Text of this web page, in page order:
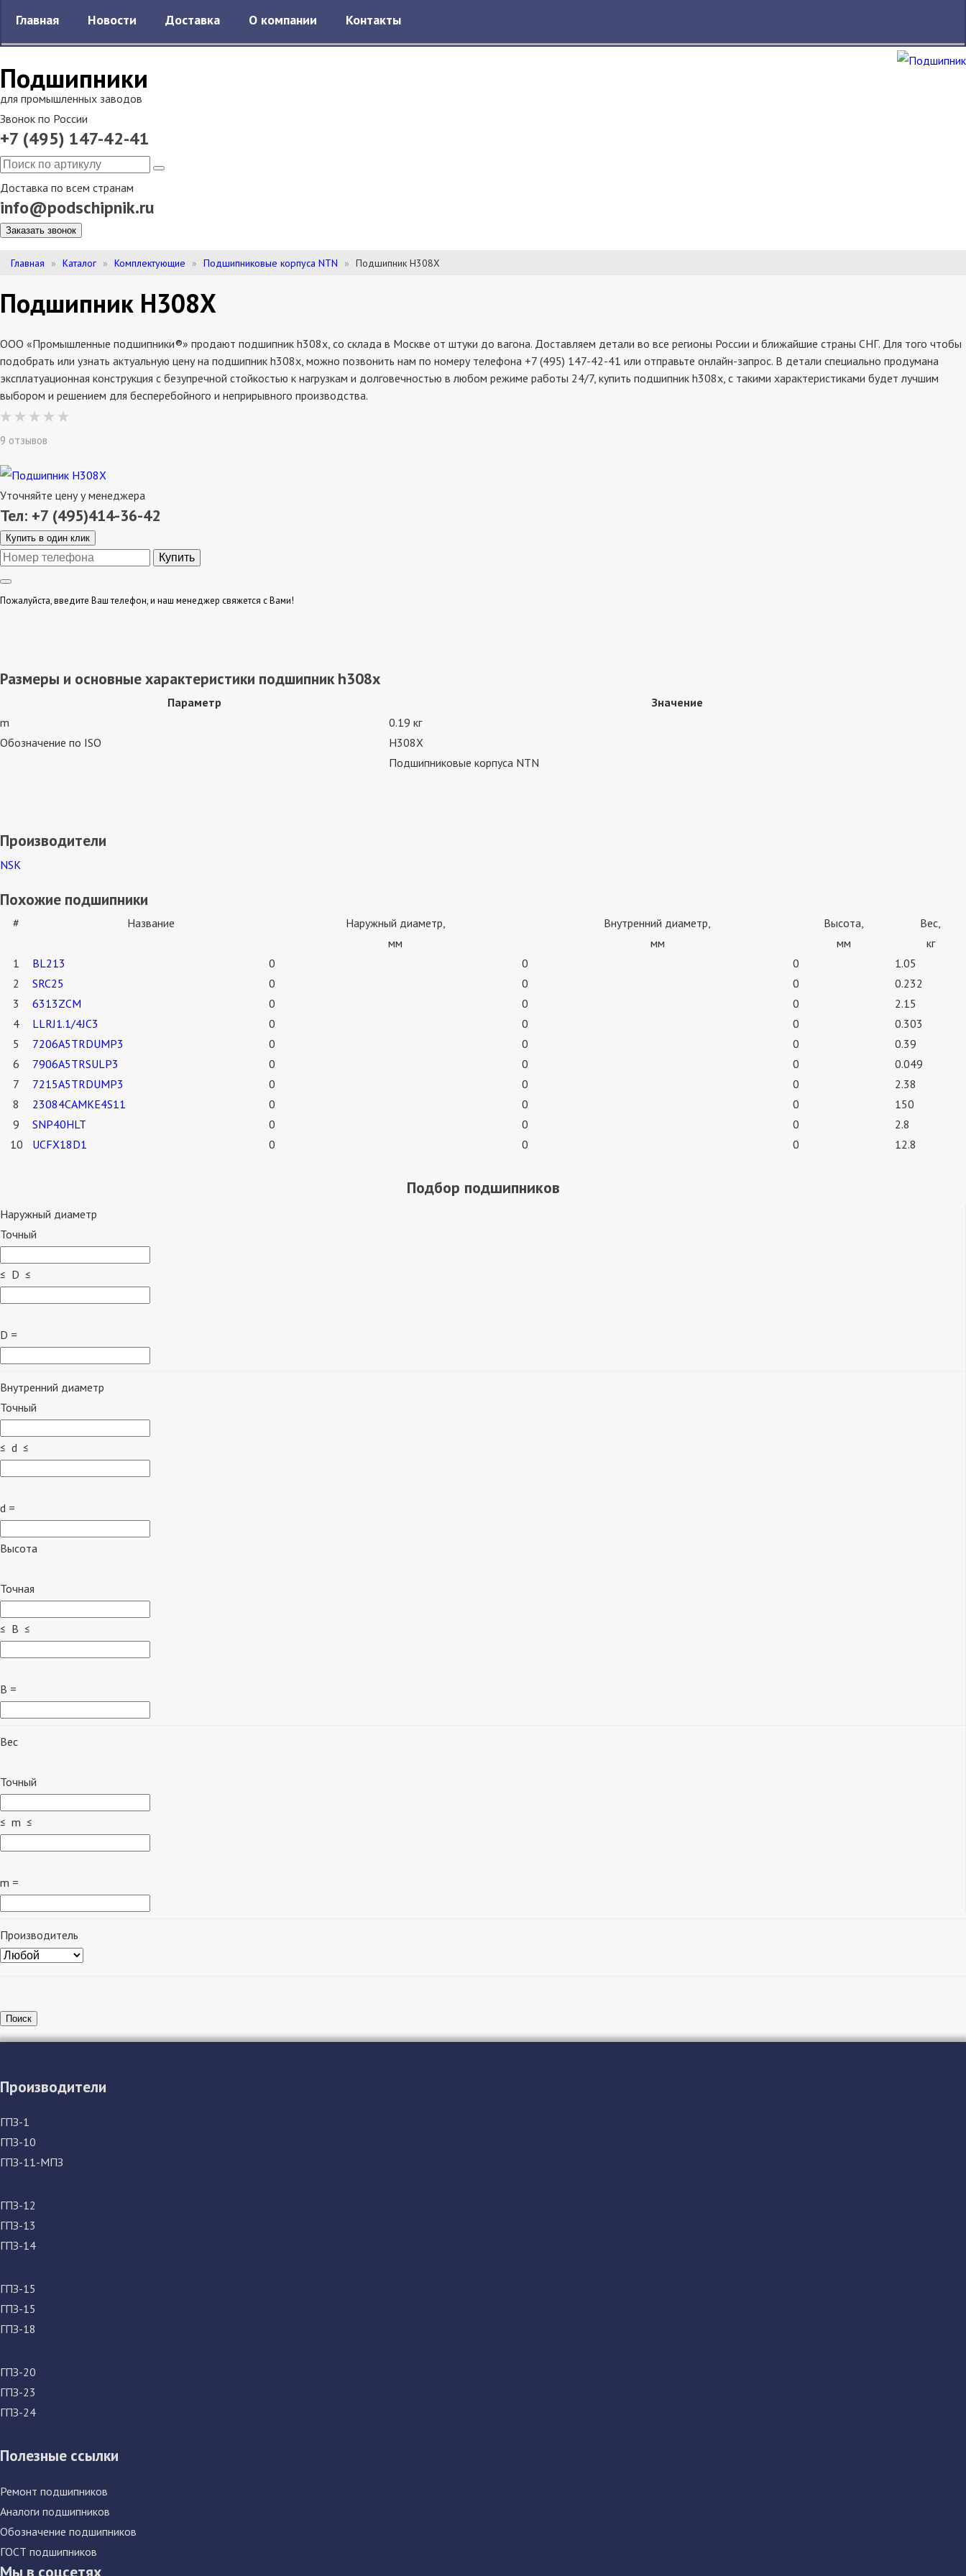
Подшипники
для промышленных заводов
Звонок по России
+7 (495) 147-42-41
Доставка по всем странам
info@podschipnik.ru
Заказать звонок
Главная Новости Доставка О компании Контакты
Главная Каталог Комплектующие Подшипниковые корпуса NTN Подшипник H308X
Подшипник H308X
ООО «Промышленные подшипники®» продают подшипник h308x, со склада в Москве от штуки до вагона. Доставляем детали во все регионы России и ближайшие страны СНГ. Для того чтобы
подобрать или узнать актуальную цену на подшипник h308x, можно позвонить нам по номеру телефона +7 (495) 147-42-41 или отправьте онлайн-запрос. В детали специально продумана
эксплатуационная конструкция с безупречной стойкостью к нагрузкам и долговечностью в любом режиме работы 24/7, купить подшипник h308x, с такими характеристиками будет лучшим
выбором и решением для бесперебойного и неприрывного производства.
9 отзывов
Уточняйте цену у менеджера
Тел: +7 (495)414-36-42
Купить в один клик
Пожалуйста, введите Ваш телефон, и наш менеджер свяжется с Вами!
Размеры и основные характеристики подшипник h308x
Параметр
Значение
m
0.19 кг
Обозначение по ISO
H308X
Подшипниковые корпуса NTN
Производители
NSK
Похожие подшипники
# Название
Наружный диаметр,
мм
Внутренний диаметр,
мм
Высота,
мм
Вес,
кг
1
BL213 0 0 0
1.05
2
SRC25 0 0 0
0.232
3
6313ZCM 0 0 0
2.15
4
LLRJ1.1/4JC3 0 0 0
0.303
5
7206A5TRDUMP3 0 0 0
0.39
6
7906A5TRSULP3 0 0 0
0.049
7
7215A5TRDUMP3 0 0 0
2.38
8
23084CAMKE4S11 0 0 0
150
9
SNP40HLT 0 0 0
2.8
10
UCFX18D1 0 0 0 12.8
Подбор подшипников
Наружный диаметр
Точный
≤ D ≤
D =
Внутренний диаметр
Точный
≤ d ≤
d =
Высота
Точная
≤ B ≤
B =
Вес
Точный
≤ m ≤
m =
Производитель
Поиск
Производители
ГПЗ-1
ГПЗ-10
ГПЗ-11-МПЗ
ГПЗ-12
ГПЗ-13
ГПЗ-14
ГПЗ-15
ГПЗ-15
ГПЗ-18
ГПЗ-20
ГПЗ-23
ГПЗ-24
Полезные ссылки
Ремонт подшипников
Аналоги подшипников
Обозначение подшипников
ГОСТ подшипников
Мы в соцсетях